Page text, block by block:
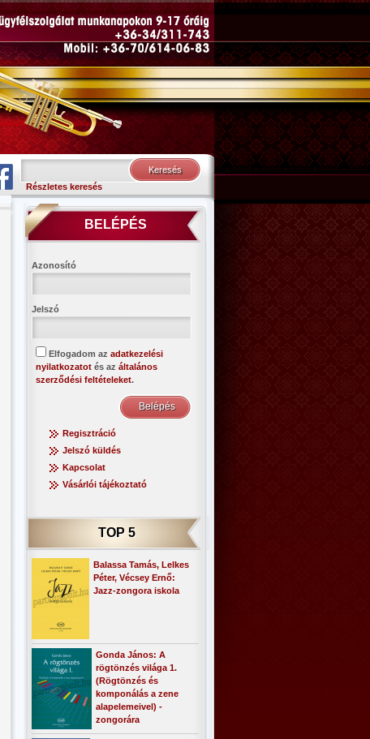
Részletes keresés
BELÉPÉS
Azonosító
Jelszó
Elfogadom az adatkezelési
nyilatkozatot és az általános
szerződési feltételeket.
Regisztráció
Jelszó küldés
Kapcsolat
Vásárlói tájékoztató
TOP 5
Balassa Tamás, Lelkes
Péter, Vécsey Ernő:
Jazz-zongora iskola
Gonda János: A
rögtönzés világa 1.
(Rögtönzés és
komponálás a zene
alapelemeivel) -
zongorára